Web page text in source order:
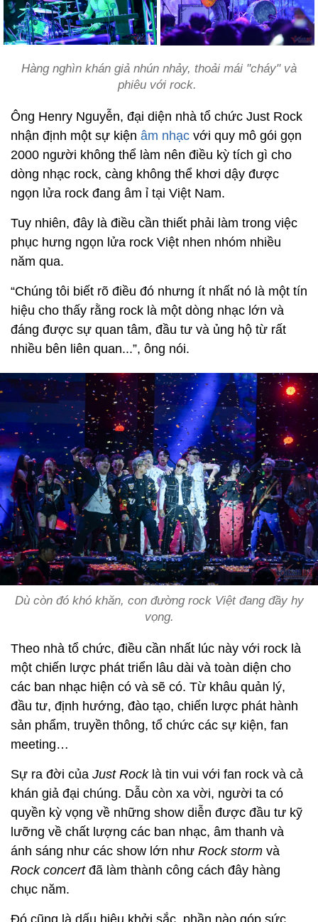
Hàng nghìn khán giả nhún nhảy, thoải mái "cháy" và
phiêu với rock.
Ông Henry Nguyễn, đại diện nhà tổ chức Just Rock
nhận định một sự kiện âm nhạc với quy mô gói gọn
2000 người không thể làm nên điều kỳ tích gì cho
dòng nhạc rock, càng không thể khơi dậy được
ngọn lửa rock đang âm ỉ tại Việt Nam.
Tuy nhiên, đây là điều cần thiết phải làm trong việc
phục hưng ngọn lửa rock Việt nhen nhóm nhiều
năm qua.
“Chúng tôi biết rõ điều đó nhưng ít nhất nó là một tín
hiệu cho thấy rằng rock là một dòng nhạc lớn và
đáng được sự quan tâm, đầu tư và ủng hộ từ rất
nhiều bên liên quan...”, ông nói.
Dù còn đó khó khăn, con đường rock Việt đang đầy hy
vọng.
Theo nhà tổ chức, điều cần nhất lúc này với rock là
một chiến lược phát triển lâu dài và toàn diện cho
các ban nhạc hiện có và sẽ có. Từ khâu quản lý,
đầu tư, định hướng, đào tạo, chiến lược phát hành
sản phẩm, truyền thông, tổ chức các sự kiện, fan
meeting…
Sự ra đời của Just Rocklà tin vui với fan rock và cả
khán giả đại chúng. Dẫu còn xa vời, người ta có
quyền kỳ vọng về những show diễn được đầu tư kỹ
lưỡng về chất lượng các ban nhạc, âm thanh và
ánh sáng như các show lớn như Rock storm và
Rock concertđã làm thành công cách đây hàng
chục năm.
Đó cũng là dấu hiệu khởi sắc, phần nào góp sức